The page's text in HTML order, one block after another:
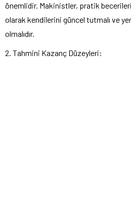
önemlidir. Makinistler, pratik
olarak kendilerini güncel tutmalı ve
olmalıdır.
2. Tahmini Kazanç Düzeyleri: